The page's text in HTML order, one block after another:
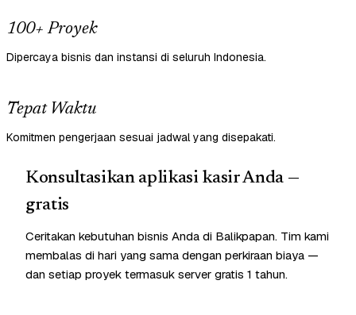
100+ Proyek
Dipercaya bisnis dan instansi di seluruh Indonesia.
Tepat Waktu
Komitmen pengerjaan sesuai jadwal yang disepakati.
Konsultasikan aplikasi kasir Anda —
gratis
Ceritakan kebutuhan bisnis Anda di Balikpapan. Tim kami
membalas di hari yang sama dengan perkiraan biaya —
dan setiap proyek termasuk server gratis 1 tahun.